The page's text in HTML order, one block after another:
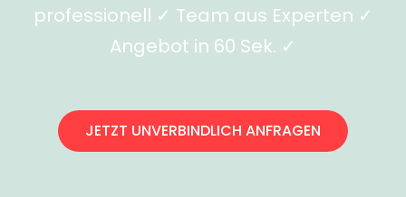
professionell ✓ Team aus Experten ✓
Angebot in 60 Sek. ✓
JETZT UNVERBINDLICH ANFRAGEN